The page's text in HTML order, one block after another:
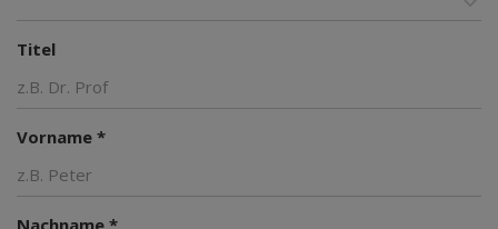
Titel
Vorname *